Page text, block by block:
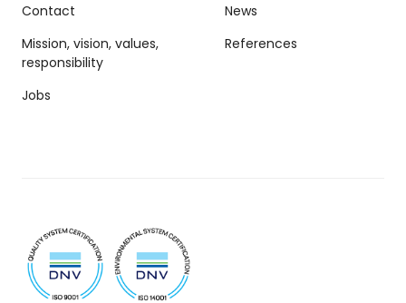
Contact
Mission, vision, values,
responsibility
Jobs
News
References